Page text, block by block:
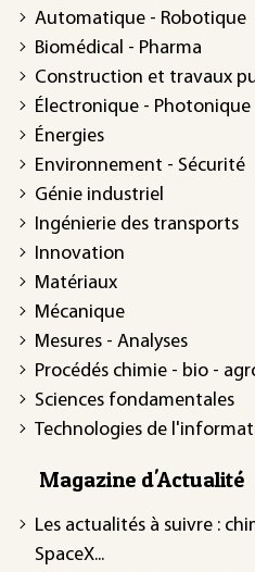
Automatique - Robotique
Biomédical - Pharma
Construction et travaux
Électronique - Photonique
Énergies
Environnement - Sécurité
Génie industriel
Ingénierie des transports
Innovation
Matériaux
Mécanique
Mesures - Analyses
Procédés chimie - bio -
Sciences fondamentales
Technologies de
Magazine d'Actualité
Les actualités à suivre :
SpaceX...